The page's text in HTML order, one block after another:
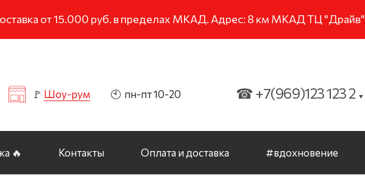
от 15.000 руб. в пределах МКАД. Адрес: 8 км МКАД ТЦ "Драйв"
🚩 Шоу-рум 🕙 пн-пт 10-20 ☎ +7(969)123 123 2 ▼
🔥 Контакты Оплата и доставка #вдохновение